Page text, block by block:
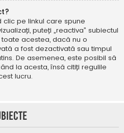
pe linkul care spune
puteți „reactiva” subiectul
acestea, dacă nu o
a fost dezactivată sau timpul
De asemenea, este posibil să
la acesta, însă citiți regulile
lucru.